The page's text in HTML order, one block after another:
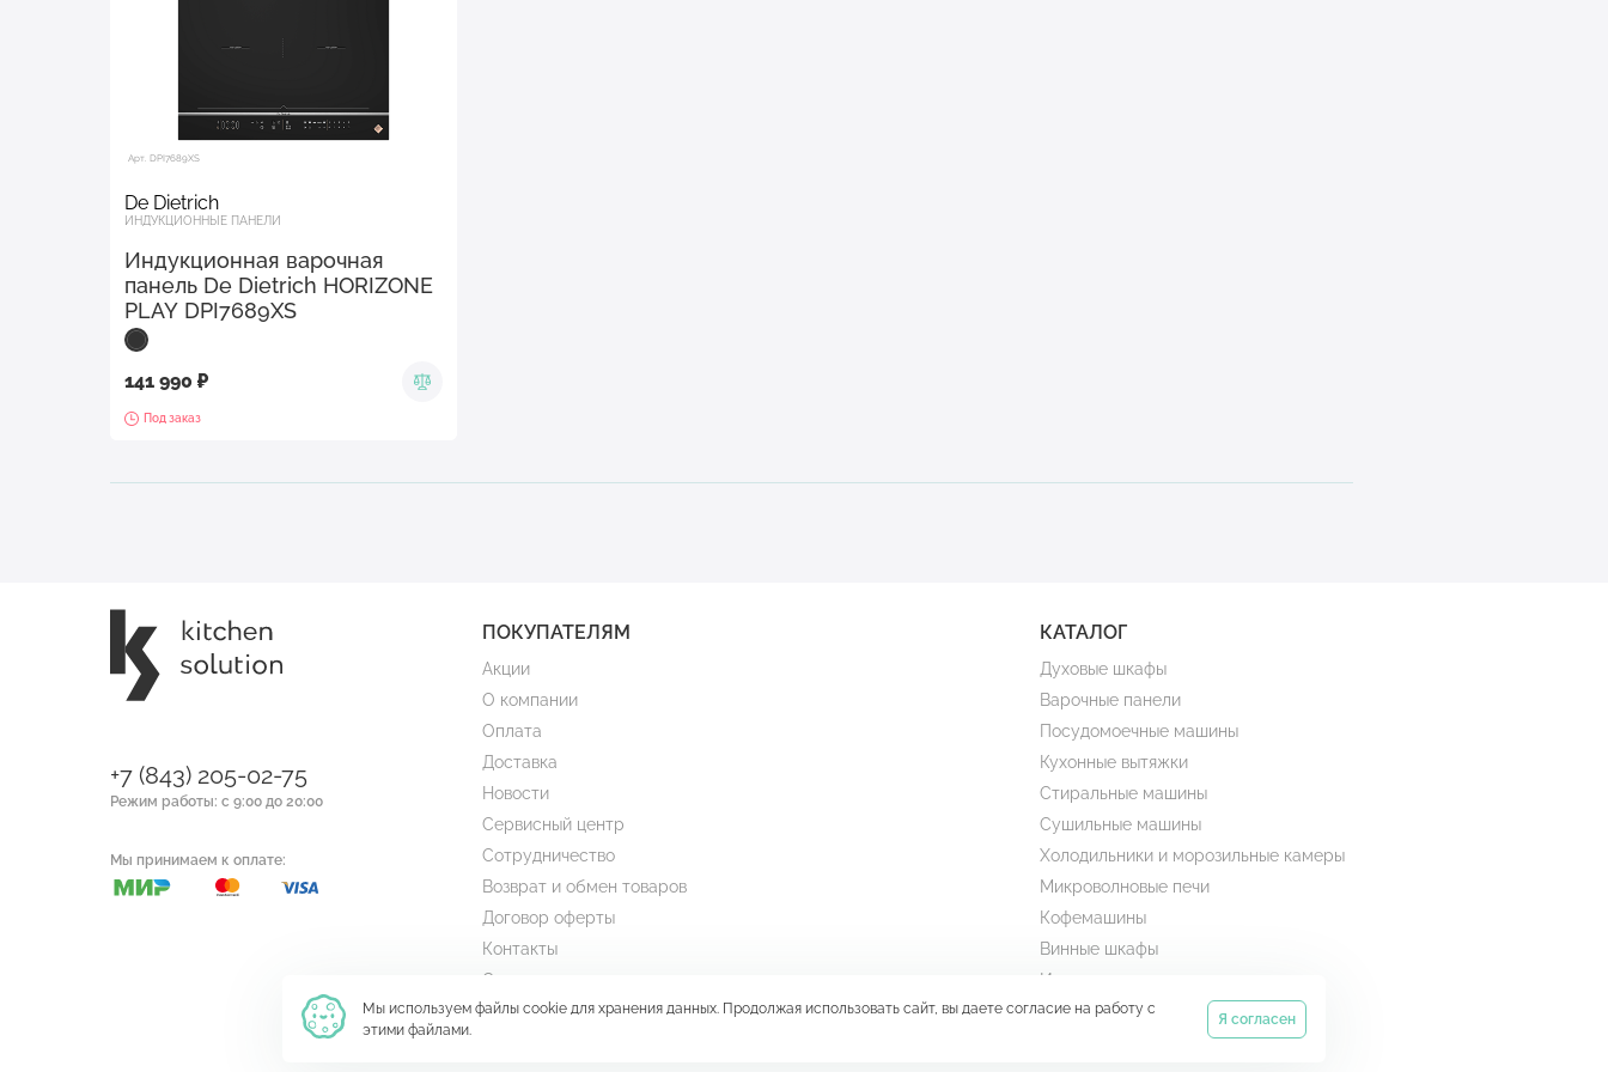
Арт. DPI7689XS
De Dietrich
ИНДУКЦИОННЫЕ ПАНЕЛИ
Индукционная варочная
панель De Dietrich HORIZONE
PLAY DPI7689XS
141 990 ₽
Под заказ
+7 (843) 205-02-75
Режим работы: с 9:00 до 20:00
Мы принимаем к оплате:
ПОКУПАТЕЛЯМ
Акции
О компании
Оплата
Доставка
Новости
Сервисный центр
Сотрудничество
Возврат и обмен товаров
Договор оферты
Контакты
Статьи
КАТАЛОГ
Духовые шкафы
Варочные панели
Посудомоечные машины
Кухонные вытяжки
Стиральные машины
Сушильные машины
Холодильники и морозильные камеры
Микроволновые печи
Кофемашины
Винные шкафы
Измельчители
Подогреватель посуды
Мы используем файлы cookie для хранения данных. Продолжая использовать сайт, вы даете согласие на работу с
этими файлами.
Я согласен